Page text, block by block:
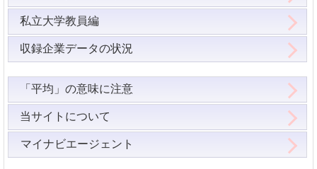
私立大学教員編
収録企業データの状況
「平均」の意味に注意
当サイトについて
マイナビエージェント